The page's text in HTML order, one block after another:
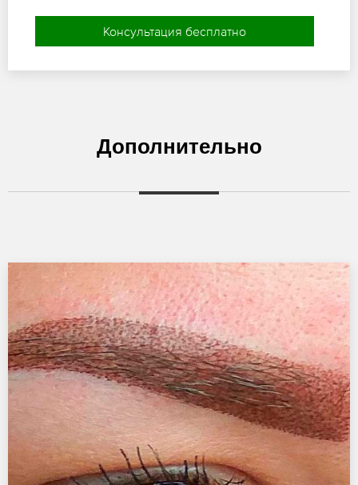
Консультация бесплатно
Дополнительно